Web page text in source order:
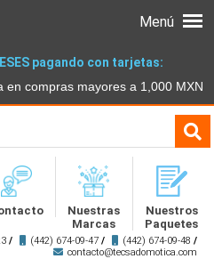
pagando con tarjetas:
en compras mayores a 1,000 MXN
Nuestras
Marcas
Nuestros
Paquetes
/ (442) 674-09-47 / (442) 674-09-48 /
contacto@tecsadomotica.com
Menú